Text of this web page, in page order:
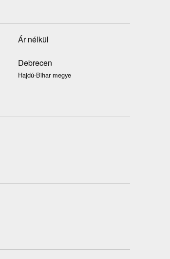
Ár nélkül
Debrecen
Hajdú-Bihar megye